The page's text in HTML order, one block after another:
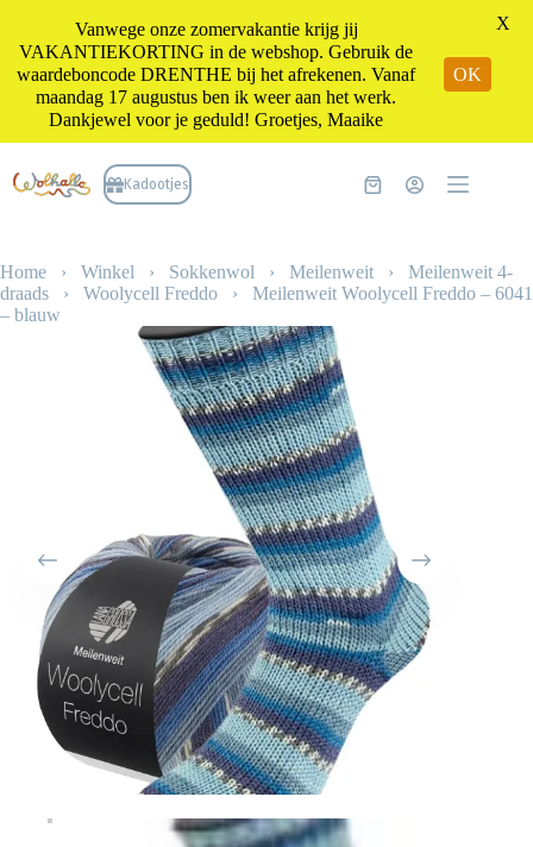
naar
de
Kadootjes Winkelwagen
Home › Winkel › Sokkenwol › Meilenweit › Meilenweit 4-
draads › Woolycell Freddo › Meilenweit Woolycell Freddo – 6041
– blauw
Vanwege onze zomervakantie krijg jij
VAKANTIEKORTING in de webshop. Gebruik de
waardeboncode DRENTHE bij het afrekenen. Vanaf
maandag 17 augustus ben ik weer aan het werk.
Dankjewel voor je geduld! Groetjes, Maaike
OK
X